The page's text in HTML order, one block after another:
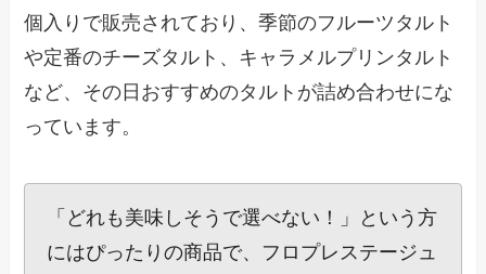
個入りで販売されており、季節のフルーツタルト
や定番のチーズタルト、キャラメルプリンタルト
など、その日おすすめのタルトが詰め合わせにな
っています。
「どれも美味しそうで選べない！」という方
にはぴったりの商品で、フロプレステージュ